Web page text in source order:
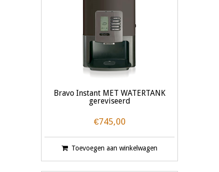
Bravo Instant MET WATERTANK
gereviseerd
€745,00
Toevoegen aan winkelwagen